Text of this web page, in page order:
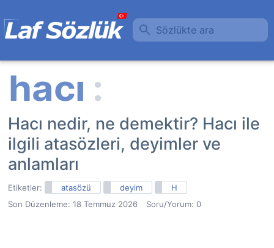
Sözlükte ara
Hacı nedir, ne demektir? Hacı ile
ilgili atasözleri, deyimler ve
anlamları
Etiketler: atasözü deyim
H
Son Düzenleme: 18 Temmuz 2026 Soru/Yorum: 0